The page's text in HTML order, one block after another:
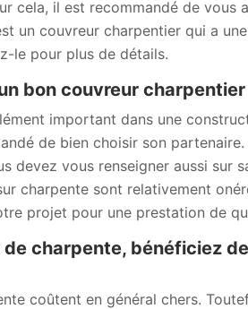
cela, il est recommandé de vous
un couvreur charpentier qui a
le pour plus de détails.
bon couvreur
important dans une
de bien choisir son
devez vous renseigner aussi
charpente sont relativement
projet pour une prestation de
charpente, bénéficiez
coûtent en général chers.